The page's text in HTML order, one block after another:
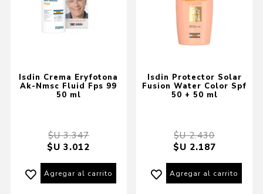
Isdin Crema Eryfotona
Ak-Nmsc Fluid Fps 99
50 ml
$U 3.347
$U 3.012
Agregar al carrito
Isdin Protector Solar
Fusion Water Color Spf
50 + 50 ml
$U 2.430
$U 2.187
Agregar al carrito